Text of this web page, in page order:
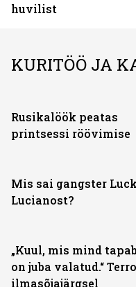
huvilist
KURITÖÖ JA
Rusikalöök peatas
printsessi röövimise
Mis sai gangster
Lucianost?
„Kuul, mis mind
on juba valatud.“
ilmasõjajärgsel